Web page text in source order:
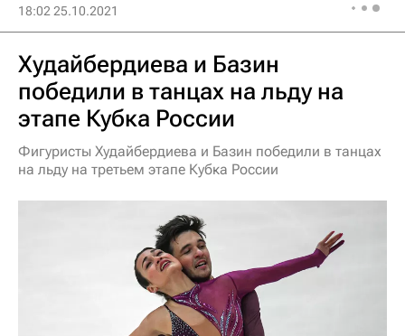
18:02 25.10.2021
Худайбердиева и Базин
победили в танцах на льду на
этапе Кубка России
Фигуристы Худайбердиева и Базин победили в танцах
на льду на третьем этапе Кубка России